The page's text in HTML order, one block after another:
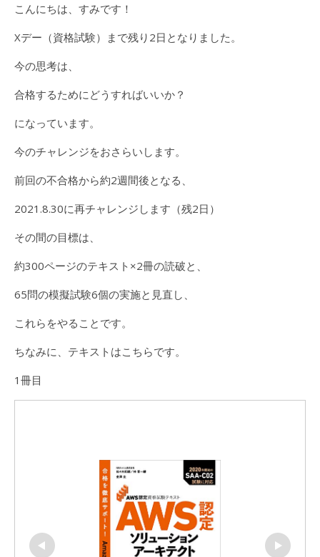
こんにちは、すみです！
Xデー（資格試験）まで残り2日となりました。
今の思考は、
合格するためにどうすればいいか？
になっています。
今のチャレンジをおさらいします。
前回の不合格から約2週間後となる、
2021.8.30に再チャレンジします（残2日）
その間の目標は、
約300ページのテキスト×2冊の読破と、
65問の模擬試験6個の実施と見直し、
これらをやることです。
ちなみに、テキストはこちらです。
1冊目